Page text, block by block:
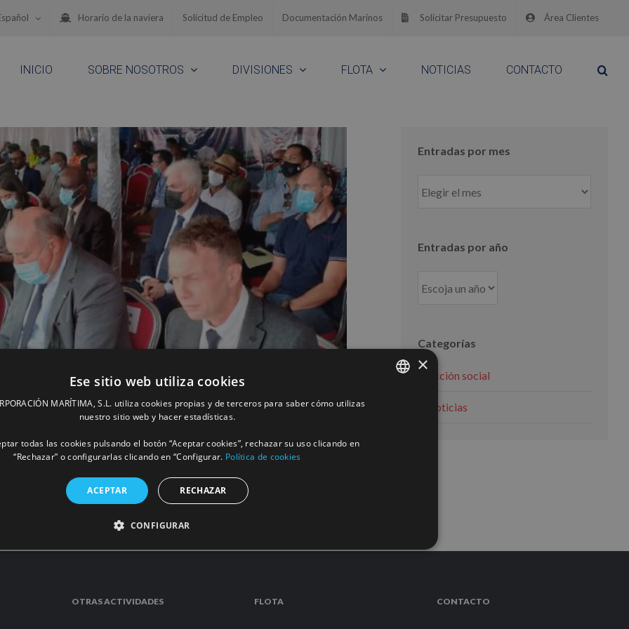
Horario de la naviera Solicitud de Empleo Documentación Marinos Solicitar Presupuesto Área Clientes
INICIO SOBRE NOSOTROS DIVISIONES FLOTA NOTICIAS CONTACTO
en Mauritania
MÁS INFORMACIÓN
Entradas por mes
por
Entradas por año
Categorías
Acción social
Noticias
OTRAS ACTIVIDADES FLOTA CONTACTO
×
Ese sitio web utiliza cookies
MARÍTIMA, S.L. utiliza cookies propias y de terceros para saber cómo utilizas
nuestro sitio web y hacer estadísticas.
todas las cookies pulsando el botón “Aceptar cookies”, rechazar su uso clicando en
“Rechazar” o configurarlas clicando en “Configurar. Política de cookies
ACEPTAR RECHAZAR
CONFIGURAR